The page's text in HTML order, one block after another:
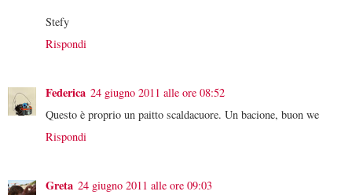
Stefy
Rispondi
Federica 24 giugno 2011 alle ore 08:52
Questo è proprio un paitto scaldacuore. Un bacione, buon we
Rispondi
Greta 24 giugno 2011 alle ore 09:03